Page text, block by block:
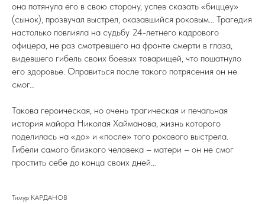
она потянула его в свою сторону, успев сказать «биццеу»
(сынок), прозвучал выстрел, оказавшийся роковым… Трагедия
настолько повлияла на судьбу 24-летнего кадрового
офицера, не раз смотревшего на фронте смерти в глаза,
видевшего гибель своих боевых товарищей, что пошатнуло
его здоровье. Оправиться после такого потрясения он не
смог…
Такова героическая, но очень трагическая и печальная
история майора Николая Хайманова, жизнь которого
поделилась на «до» и «после» того рокового выстрела.
Гибели самого близкого человека – матери – он не смог
простить себе до конца своих дней…
Тимур КАРДАНОВ